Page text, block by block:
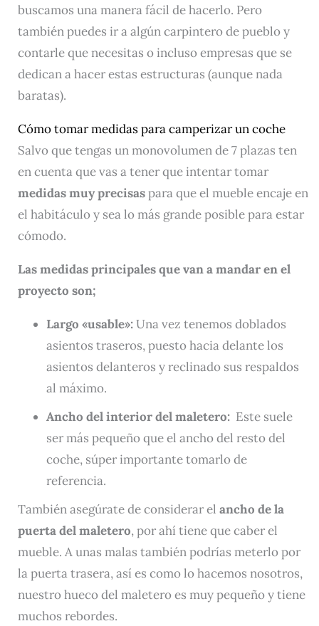
buscamos una manera fácil de hacerlo. Pero
también puedes ir a algún carpintero de pueblo y
contarle que necesitas o incluso empresas que se
dedican a hacer estas estructuras (aunque nada
baratas).
Cómo tomar medidas para camperizar un coche
Salvo que tengas un monovolumen de 7 plazas ten
en cuenta que vas a tener que intentar tomar
medidas muy precisaspara que el mueble encaje en
el habitáculo y sea lo más grande posible para estar
cómodo.
Las medidas principales que van a mandar en el
proyecto son;
Largo «usable»:Una vez tenemos doblados
asientos traseros, puesto hacia delante los
asientos delanteros y reclinado sus respaldos
al máximo.
Ancho del interior del maletero: Este suele
ser más pequeño que el ancho del resto del
coche, súper importante tomarlo de
referencia.
También asegúrate de considerar el ancho de la
puerta del maletero, por ahí tiene que caber el
mueble. A unas malas también podrías meterlo por
la puerta trasera, así es como lo hacemos nosotros,
nuestro hueco del maletero es muy pequeño y tiene
muchos rebordes.